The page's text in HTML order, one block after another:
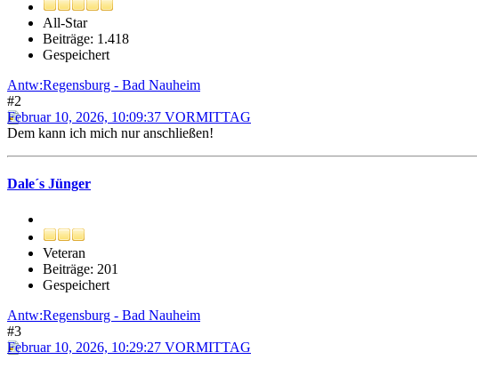
All-Star
Beiträge: 1.418
Gespeichert
Antw:Regensburg - Bad Nauheim
#2
Februar 10, 2026, 10:09:37 VORMITTAG
Dem kann ich mich nur anschließen!
Dale´s Jünger
Veteran
Beiträge: 201
Gespeichert
Antw:Regensburg - Bad Nauheim
#3
Februar 10, 2026, 10:29:27 VORMITTAG